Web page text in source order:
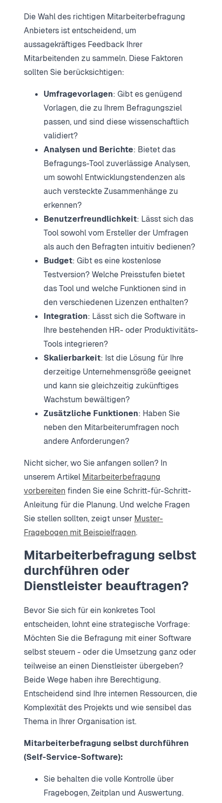
Die Wahl des richtigen Mitarbeiterbefragung
Anbieters ist entscheidend, um
aussagekräftiges Feedback Ihrer
Mitarbeitenden zu sammeln. Diese Faktoren
sollten Sie berücksichtigen:
Umfragevorlagen: Gibt es genügend
Vorlagen, die zu Ihrem Befragungsziel
passen, und sind diese wissenschaftlich
validiert?
Analysen und Berichte: Bietet das
Befragungs-Tool zuverlässige Analysen,
um sowohl Entwicklungstendenzen als
auch versteckte Zusammenhänge zu
erkennen?
Benutzerfreundlichkeit: Lässt sich das
Tool sowohl vom Ersteller der Umfragen
als auch den Befragten intuitiv bedienen?
Budget: Gibt es eine kostenlose
Testversion? Welche Preisstufen bietet
das Tool und welche Funktionen sind in
den verschiedenen Lizenzen enthalten?
Integration: Lässt sich die Software in
Ihre bestehenden HR- oder Produktivitäts-
Tools integrieren?
Skalierbarkeit: Ist die Lösung für Ihre
derzeitige Unternehmensgröße geeignet
und kann sie gleichzeitig zukünftiges
Wachstum bewältigen?
Zusätzliche Funktionen: Haben Sie
neben den Mitarbeiterumfragen noch
andere Anforderungen?
Nicht sicher, wo Sie anfangen sollen? In
unserem Artikel Mitarbeiterbefragung
vorbereiten finden Sie eine Schritt-für-Schritt-
Anleitung für die Planung. Und welche Fragen
Sie stellen sollten, zeigt unser Muster-
Fragebogen mit Beispielfragen.
Mitarbeiterbefragung selbst
durchführen oder
Dienstleister beauftragen?
Bevor Sie sich für ein konkretes Tool
entscheiden, lohnt eine strategische Vorfrage:
Möchten Sie die Befragung mit einer Software
selbst steuern - oder die Umsetzung ganz oder
teilweise an einen Dienstleister übergeben?
Beide Wege haben ihre Berechtigung.
Entscheidend sind Ihre internen Ressourcen, die
Komplexität des Projekts und wie sensibel das
Thema in Ihrer Organisation ist.
Mitarbeiterbefragung selbst durchführen
(Self-Service-Software):
Sie behalten die volle Kontrolle über
Fragebogen, Zeitplan und Auswertung.